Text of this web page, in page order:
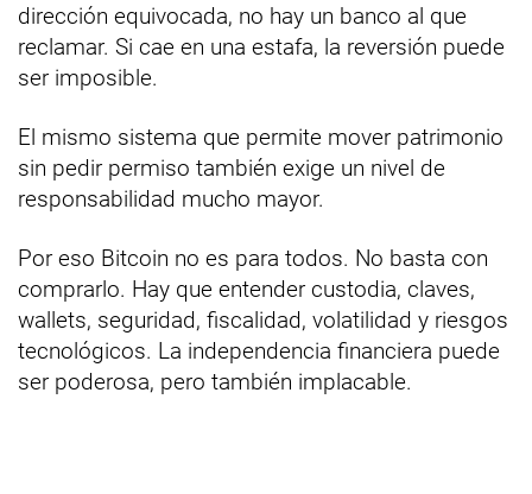
dirección equivocada, no hay un banco al que
reclamar. Si cae en una estafa, la reversión puede
ser imposible.
El mismo sistema que permite mover patrimonio
sin pedir permiso también exige un nivel de
responsabilidad mucho mayor.
Por eso Bitcoin no es para todos. No basta con
comprarlo. Hay que entender custodia, claves,
wallets, seguridad, fiscalidad, volatilidad y riesgos
tecnológicos. La independencia financiera puede
ser poderosa, pero también implacable.